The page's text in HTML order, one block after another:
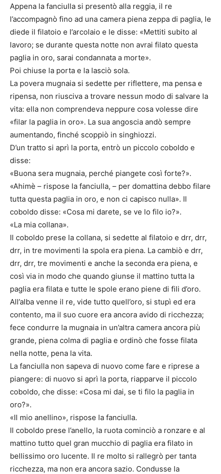
Appena la fanciulla si presentò alla reggia, il re
l’accompagnò fino ad una camera piena zeppa di paglia, le
diede il filatoio e l’arcolaio e le disse: «Mettiti subito al
lavoro; se durante questa notte non avrai filato questa
paglia in oro, sarai condannata a morte».
Poi chiuse la porta e la lasciò sola.
La povera mugnaia si sedette per riflettere, ma pensa e
ripensa, non riusciva a trovare nessun modo di salvare la
vita: ella non comprendeva neppure cosa volesse dire
«filar la paglia in oro». La sua angoscia andò sempre
aumentando, finché scoppiò in singhiozzi.
D’un tratto si aprì la porta, entrò un piccolo coboldo e
disse:
«Buona sera mugnaia, perché piangete così forte?».
«Ahimè – rispose la fanciulla, – per domattina debbo filare
tutta questa paglia in oro, e non ci capisco nulla». Il
coboldo disse: «Cosa mi darete, se ve lo filo io?».
«La mia collana».
Il coboldo prese la collana, si sedette al filatoio e drr, drr,
drr, in tre movimenti la spola era piena. La cambiò e drr,
drr, drr, tre movimenti e anche la seconda era piena, e
così via in modo che quando giunse il mattino tutta la
paglia era filata e tutte le spole erano piene di fili d’oro.
All’alba venne il re, vide tutto quell’oro, si stupì ed era
contento, ma il suo cuore era ancora avido di ricchezza;
fece condurre la mugnaia in un’altra camera ancora più
grande, piena colma di paglia e ordinò che fosse filata
nella notte, pena la vita.
La fanciulla non sapeva di nuovo come fare e riprese a
piangere: di nuovo si aprì la porta, riapparve il piccolo
coboldo, che disse: «Cosa mi dai, se ti filo la paglia in
oro?».
«Il mio anellino», rispose la fanciulla.
Il coboldo prese l’anello, la ruota cominciò a ronzare e al
mattino tutto quel gran mucchio di paglia era filato in
bellissimo oro lucente. Il re molto si rallegrò per tanta
ricchezza, ma non era ancora sazio. Condusse la